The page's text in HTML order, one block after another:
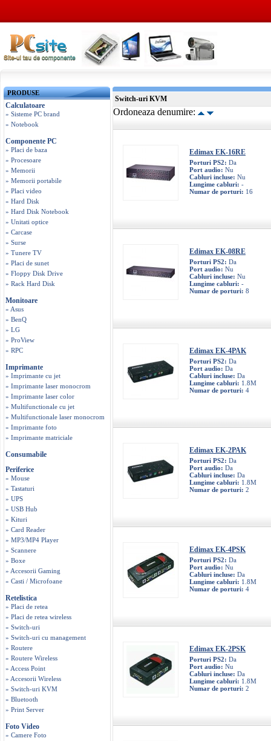
PRODUSE
Calculatoare
» Sisteme PC brand
» Notebook
Componente PC
» Placi de baza
» Procesoare
» Memorii
» Memorii portabile
» Placi video
» Hard Disk
» Hard Disk Notebook
» Unitati optice
» Carcase
» Surse
» Tunere TV
» Placi de sunet
» Floppy Disk Drive
» Rack Hard Disk
Monitoare
» Asus
» BenQ
» LG
» ProView
» RPC
Imprimante
» Imprimante cu jet
» Imprimante laser monocrom
» Imprimante laser color
» Multifunctionale cu jet
» Multifunctionale laser monocrom
» Imprimante foto
» Imprimante matriciale
Consumabile
Periferice
» Mouse
» Tastaturi
» UPS
» USB Hub
» Kituri
» Card Reader
» MP3/MP4 Player
» Scannere
» Boxe
» Accesorii Gaming
» Casti / Microfoane
Retelistica
» Placi de retea
» Placi de retea wireless
» Switch-uri
» Switch-uri cu management
» Routere
» Routere Wireless
» Access Point
» Accesorii Wireless
» Switch-uri KVM
» Bluetooth
» Print Server
Foto Video
» Camere Foto
Switch-uri KVM
Ordoneaza denumire:
Edimax EK-16RE
Porturi PS2: Da
Port audio: Nu
Cabluri incluse: Nu
Lungime cabluri: -
Numar de porturi: 16
Edimax EK-08RE
Porturi PS2: Da
Port audio: Nu
Cabluri incluse: Nu
Lungime cabluri: -
Numar de porturi: 8
Edimax EK-4PAK
Porturi PS2: Da
Port audio: Da
Cabluri incluse: Da
Lungime cabluri: 1.8M
Numar de porturi: 4
Edimax EK-2PAK
Porturi PS2: Da
Port audio: Da
Cabluri incluse: Da
Lungime cabluri: 1.8M
Numar de porturi: 2
Edimax EK-4PSK
Porturi PS2: Da
Port audio: Nu
Cabluri incluse: Da
Lungime cabluri: 1.8M
Numar de porturi: 4
Edimax EK-2PSK
Porturi PS2: Da
Port audio: Nu
Cabluri incluse: Da
Lungime cabluri: 1.8M
Numar de porturi: 2